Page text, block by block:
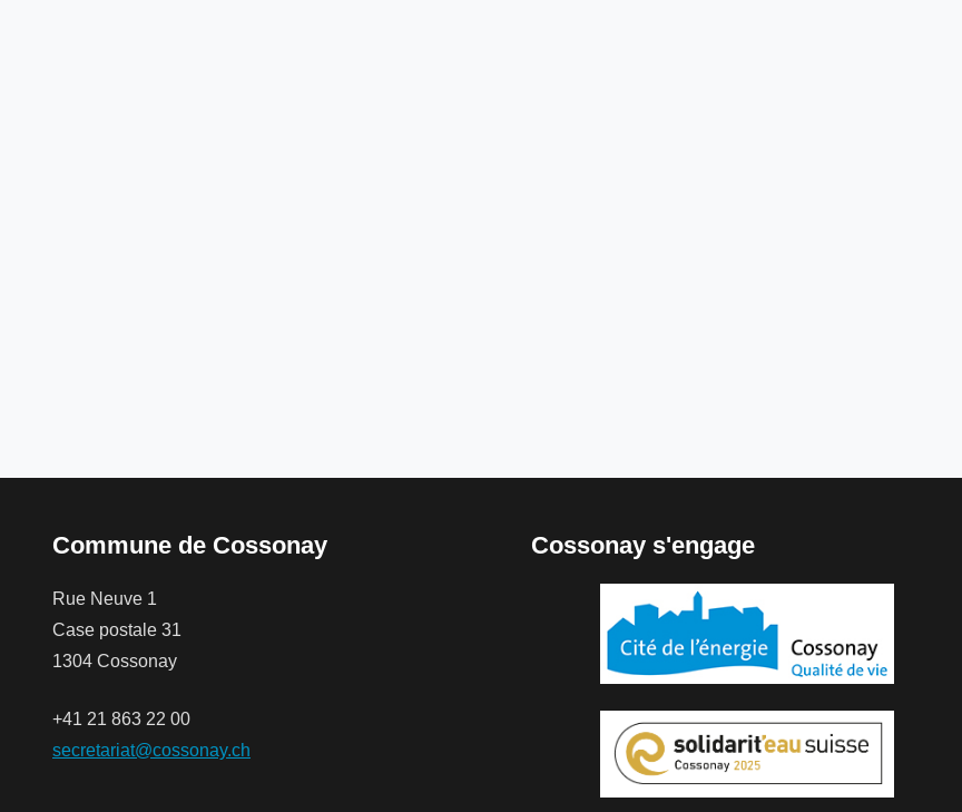
Commune de Cossonay
Rue Neuve 1
Case postale 31
1304 Cossonay
+41 21 863 22 00
secretariat@cossonay.ch
Cossonay s'engage